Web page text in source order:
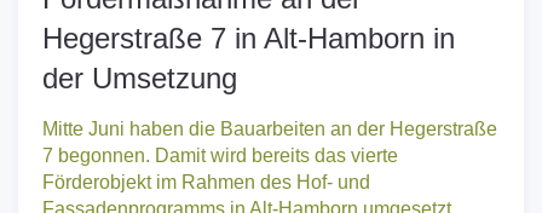
Fördermaßnahme an der
Hegerstraße 7 in Alt-Hamborn in
der Umsetzung
Mitte Juni haben die Bauarbeiten an der Hegerstraße
7 begonnen. Damit wird bereits das vierte
Förderobjekt im Rahmen des Hof- und